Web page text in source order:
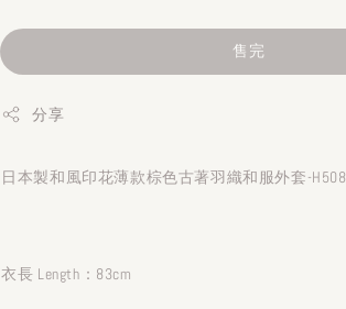
售完
分享
日本製和風印花薄款棕色古著羽織和服外套-H508
衣長 Length：83cm